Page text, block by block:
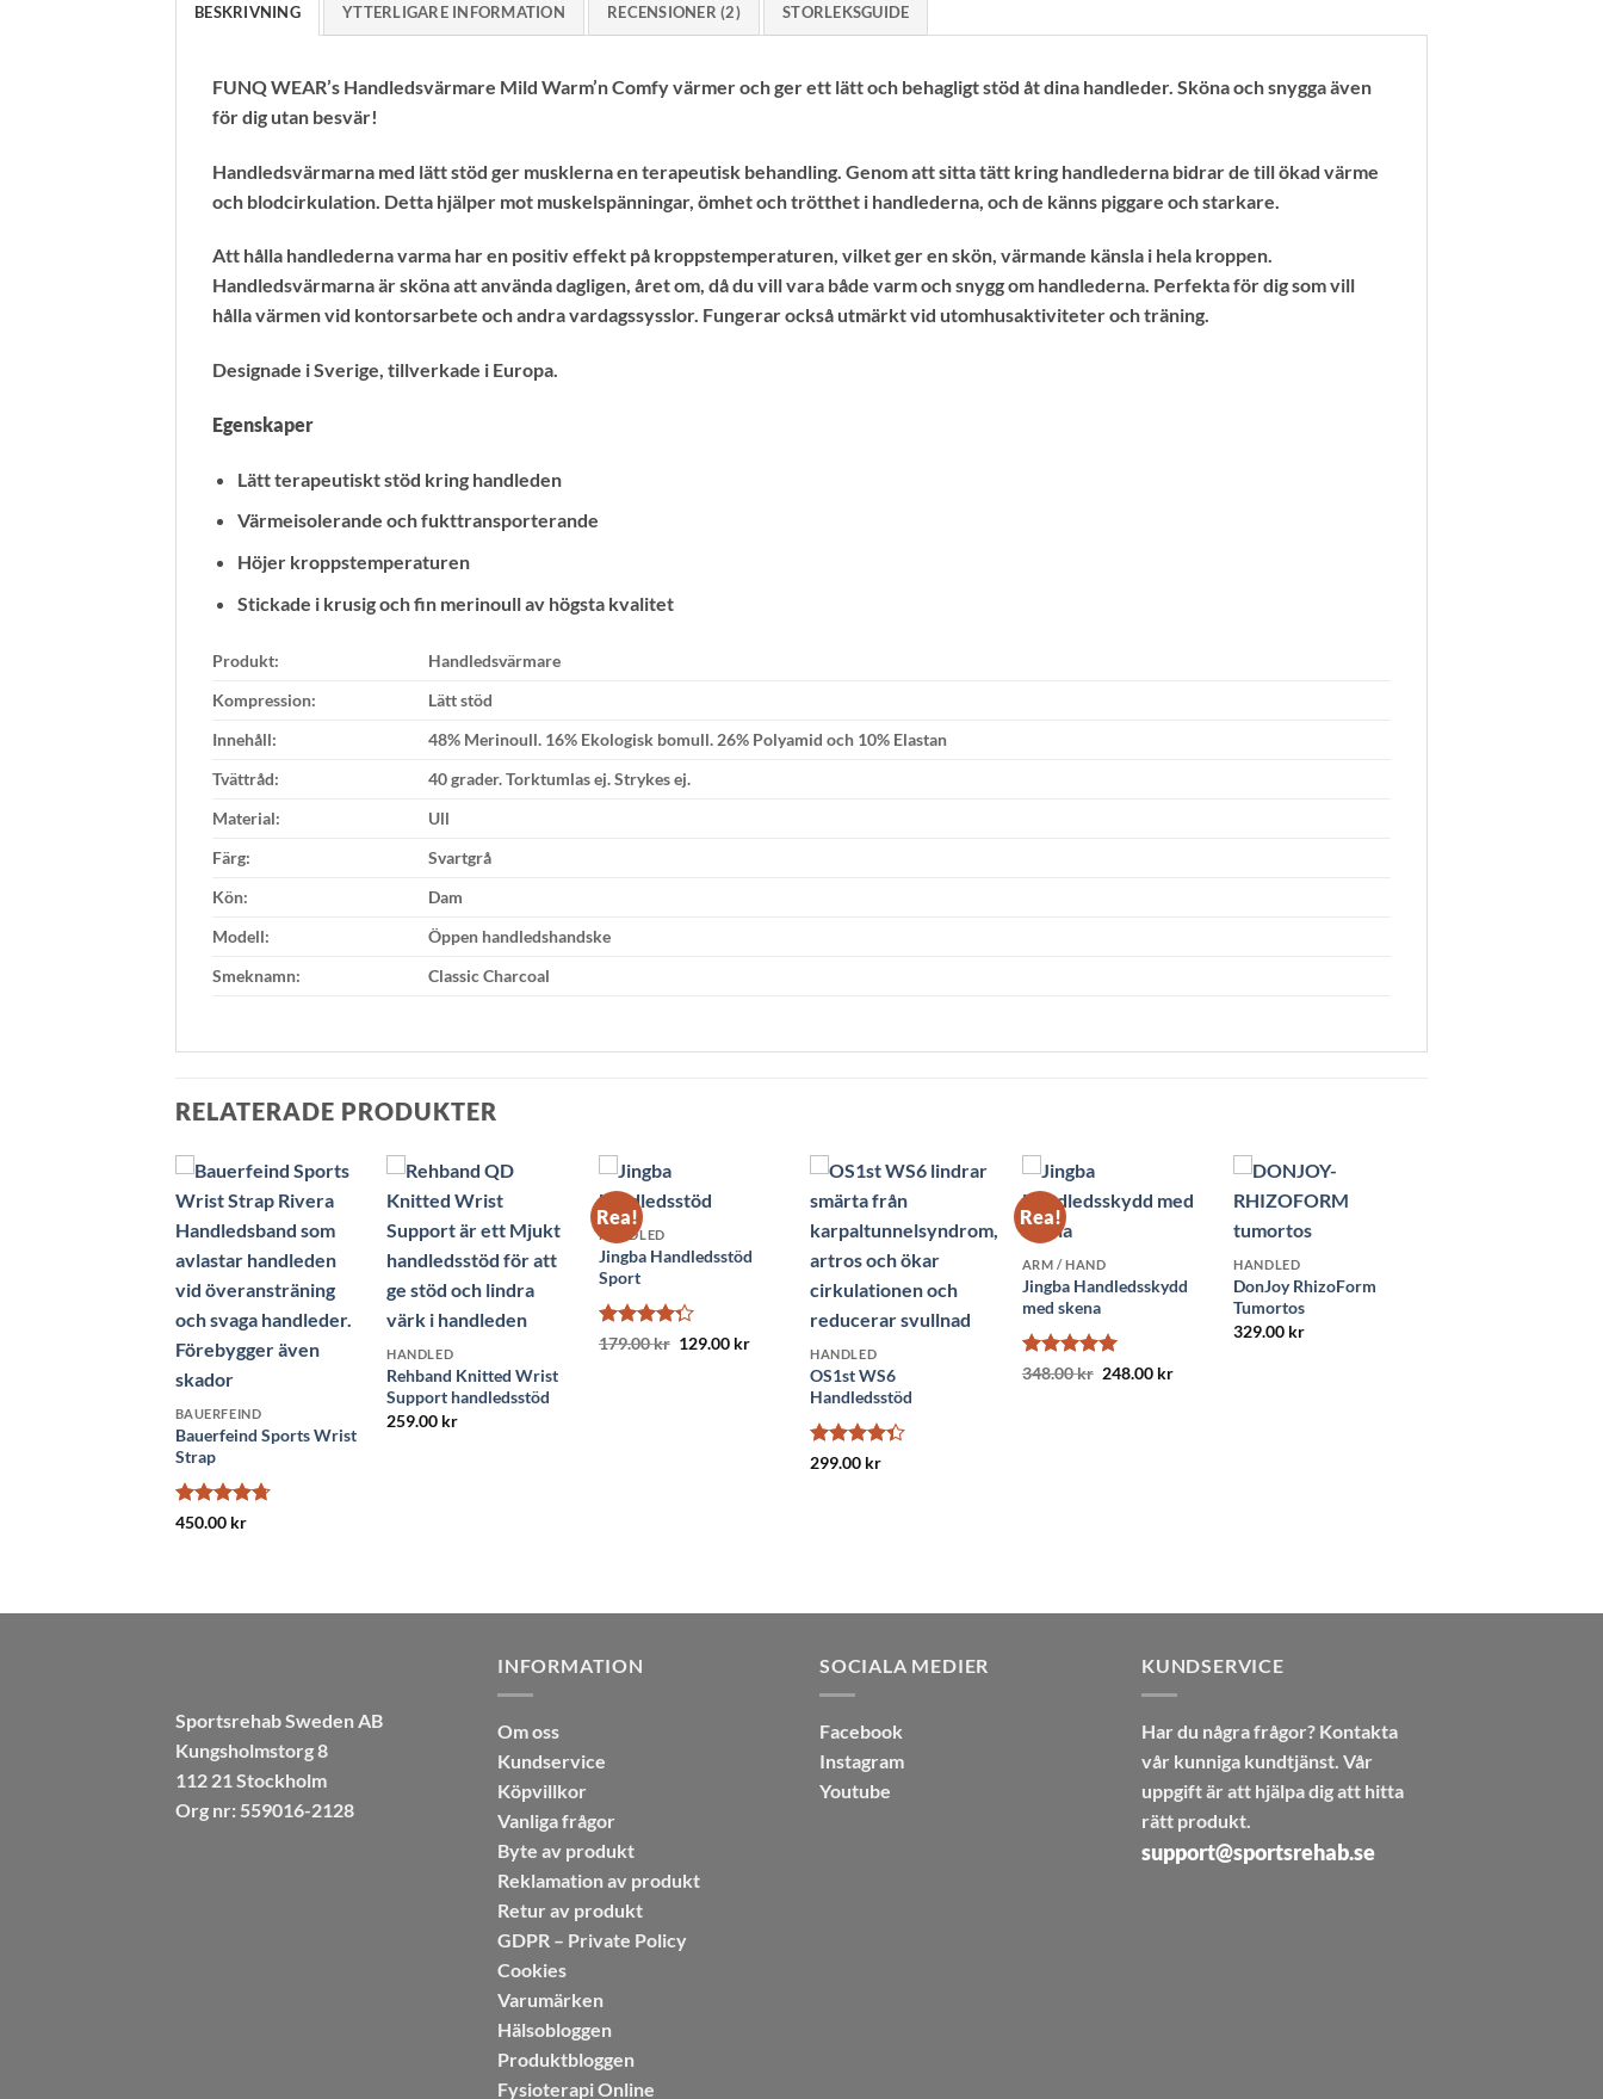
BESKRIVNING YTTERLIGARE INFORMATION RECENSIONER (2) STORLEKSGUIDE
FUNQ WEAR’s Handledsvärmare Mild Warm’n Comfy värmer och ger ett lätt och behagligt stöd åt dina handleder. Sköna och snygga även
för dig utan besvär!
Handledsvärmarna med lätt stöd ger musklerna en terapeutisk behandling. Genom att sitta tätt kring handlederna bidrar de till ökad värme
och blodcirkulation. Detta hjälper mot muskelspänningar, ömhet och trötthet i handlederna, och de känns piggare och starkare.
Att hålla handlederna varma har en positiv effekt på kroppstemperaturen, vilket ger en skön, värmande känsla i hela kroppen.
Handledsvärmarna är sköna att använda dagligen, året om, då du vill vara både varm och snygg om handlederna. Perfekta för dig som vill
hålla värmen vid kontorsarbete och andra vardagssysslor. Fungerar också utmärkt vid utomhusaktiviteter och träning.
Designade i Sverige, tillverkade i Europa.
Egenskaper
Lätt terapeutiskt stöd kring handleden
Värmeisolerande och fukttransporterande
Höjer kroppstemperaturen
Stickade i krusig och fin merinoull av högsta kvalitet
Produkt:
Handledsvärmare
Kompression:
Lätt stöd
Innehåll:
48% Merinoull. 16% Ekologisk bomull. 26% Polyamid och 10% Elastan
Tvättråd:
40 grader. Torktumlas ej. Strykes ej.
Material:
Ull
Färg:
Svartgrå
Kön:
Dam
Modell:
Öppen handledshandske
Smeknamn:
Classic Charcoal
RELATERADE PRODUKTER
BAUERFEIND
Bauerfeind Sports Wrist
Strap
Betygsatt
450.00 kr
HANDLED
Rehband Knitted Wrist
Support handledsstöd
259.00 kr
Rea!
HANDLED
Jingba Handledsstöd
Sport
Betygsatt
179.00kr Det
129.00 krDet
nuvarande
129.00 kr.
HANDLED
OS1st WS6
Handledsstöd
Betygsatt
299.00 kr
Rea!
ARM / HAND
Jingba Handledsskydd
med skena
Betygsatt 5
348.00kr Det
248.00 krDet
HANDLED
DonJoy RhizoForm
Tumortos
329.00 kr
Sportsrehab Sweden AB
Kungsholmstorg 8
112 21 Stockholm
Org nr: 559016-2128
INFORMATION
Om oss
Kundservice
Köpvillkor
Vanliga frågor
Byte av produkt
Reklamation av produkt
Retur av produkt
GDPR – Private Policy
Cookies
Varumärken
Hälsobloggen
Produktbloggen
Fysioterapi Online
SOCIALA MEDIER
Facebook
Instagram
Youtube
KUNDSERVICE
Har du några frågor? Kontakta
vår kunniga kundtjänst. Vår
uppgift är att hjälpa dig att hitta
rätt produkt.
support@sportsrehab.se